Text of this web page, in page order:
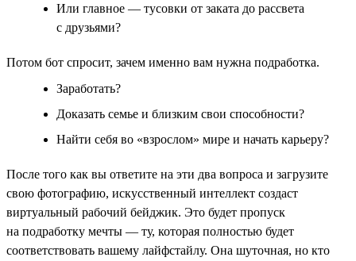
Или главное — тусовки от заката до рассвета
с друзьями?
Потом бот спросит, зачем именно вам нужна подработка.
Заработать?
Доказать семье и близким свои способности?
Найти себя во «взрослом» мире и начать карьеру?
После того как вы ответите на эти два вопроса и загрузите
свою фотографию, искусственный интеллект создаст
виртуальный рабочий бейджик. Это будет пропуск
на подработку мечты — ту, которая полностью будет
соответствовать вашему лайфстайлу. Она шуточная, но кто